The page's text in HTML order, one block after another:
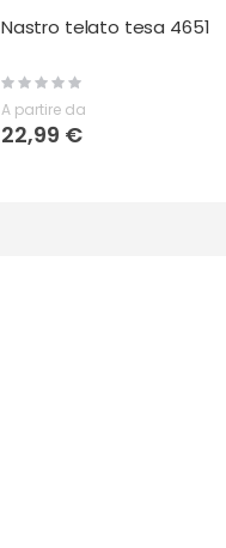
Nastro telato tesa 4651
Rating:
0%
A partire da
22,99 €